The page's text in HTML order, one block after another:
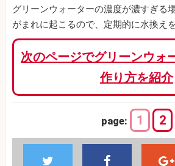
グリーンウォーターの濃度が濃すぎる
がまれに起こるので、定期的に水換え
次のページでグリーンウォ
作り方を紹介
page: 1 2